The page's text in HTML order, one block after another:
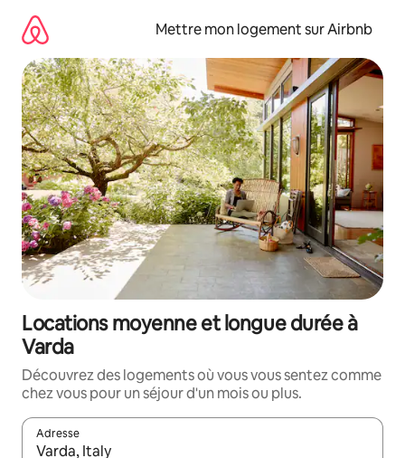
directement
contenu
Mettre mon logement sur Airbnb
Locations moyenne et longue durée à
Varda
Découvrez des logements où vous vous sentez comme
chez vous pour un séjour d'un mois ou plus.
Adresse
Lorsque les résultats s'affichent, utilisez les flèches vers le